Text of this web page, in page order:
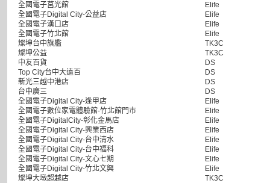
全國電子莒光館
Elife
全國電子Digital City-公益店
Elife
全國電子漢口店
Elife
全國電子竹北館
Elife
燦坤台中旗艦
TK3C
燦坤公益
TK3C
中友百貨
DS
Top City台中大遠百
DS
新光三越中港店
DS
台中廣三
DS
全國電子Digital City-逢甲店
Elife
全國電子數位家電體驗館-竹北館門市
Elife
全國電子DigitalCity-彰化金馬店
Elife
全國電子Digital City-興業西店
Elife
全國電子Digital City-台中清水
Elife
全國電子Digital City-台中福科
Elife
全國電子Digital City-文心七期
Elife
全國電子Digital City-竹北文興
Elife
燦坤大墩超越店
TK3C